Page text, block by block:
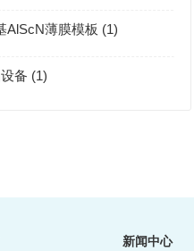
AlScN薄膜模板 (1)
备 (1)
新闻中心